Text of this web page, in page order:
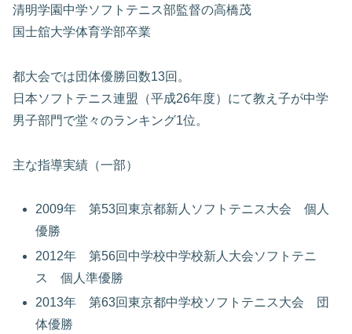
清明学園中学ソフトテニス部監督の高橋茂
国士舘大学体育学部卒業
都大会では団体優勝回数13回。
日本ソフトテニス連盟（平成26年度）にて教え子が中学
男子部門で堂々のランキング1位。
主な指導実績（一部）
2009年 第53回東京都新人ソフトテニス大会 個人
優勝
2012年 第56回中学校中学校新人大会ソフトテニ
ス 個人準優勝
2013年 第63回東京都中学校ソフトテニス大会 団
体優勝